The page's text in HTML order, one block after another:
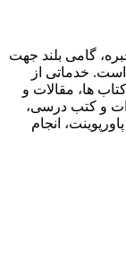
گامی بلند جهت
خدماتی از
ها، مقالات و
و کتب درسی،
انجام